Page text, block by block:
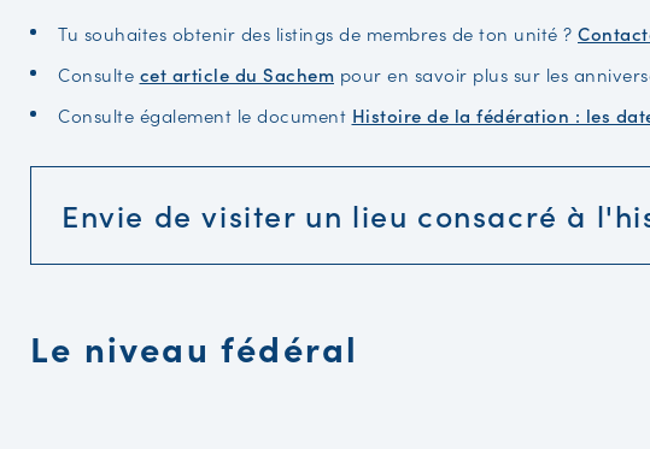
Tu souhaites obtenir des listings de membres de ton unité ?
Consulte cet article du Sachem pour en savoir plus sur les
Consulte également le document Histoire de la fédération : les
Envie de visiter un lieu consacré à
Le niveau fédéral